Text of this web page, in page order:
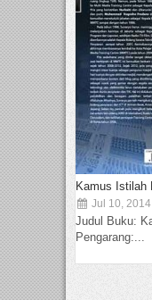
Kamus Istilah
Jul 10, 2014
Judul Buku:
Pengarang:...